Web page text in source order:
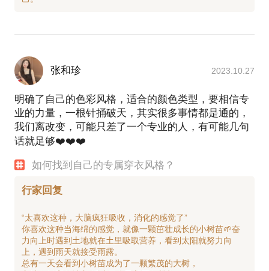
张和珍 2023.10.27
明确了自己的色彩风格，适合的颜色类型，要相信专
业的力量，一根针捅破天，其实很多事情都是通的，
我们离改变，可能只差了一个专业的人，有可能几句
话就足够❤️❤️❤️
如何找到自己的专属穿衣风格？
行家回复
“太喜欢这种，大脑疯狂吸收，消化的感觉了”
你喜欢这种当海绵的感觉，就像一颗茁壮成长的小树苗🌱奋
力向上时遇到土地就在土里吸取营养，看到太阳就努力向
上，遇到雨天就接受雨露。
总有一天会看到小树苗成为了一颗繁茂的大树，